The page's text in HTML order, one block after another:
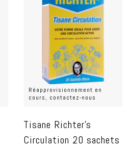
Réapprovisionnement en
cours, contactez-nous
Tisane Richter's
Circulation 20 sachets